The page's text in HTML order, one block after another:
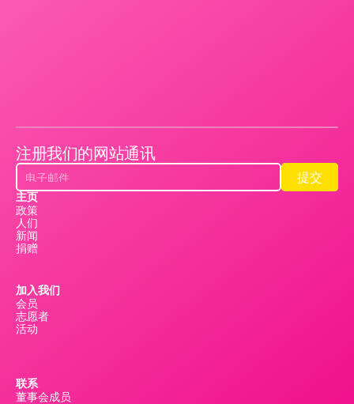
注册我们的网站通讯
提交
提交
主页
政策
人们
新闻
捐赠
加入我们
会员
志愿者
活动
联系
董事会成员